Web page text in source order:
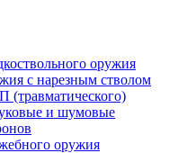
оружия
с нарезным стволом
и шумовые
оружия